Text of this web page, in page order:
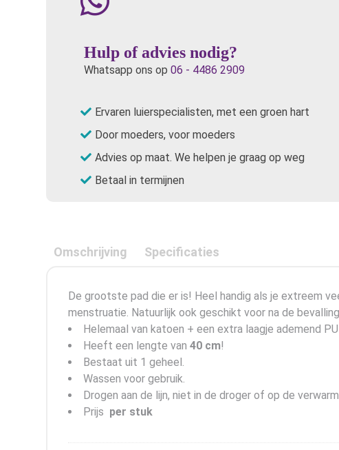
Hulp of advies nodig?
Whatsapp ons op 06 - 4486 2909
Ervaren luierspecialisten, met een groen hart
Door moeders, voor moeders
Advies op maat. We helpen je graag op weg
Betaal in termijnen
Omschrijving Specificaties
De grootste pad die er is! Heel handig als je extreem
menstruatie. Natuurlijk ook geschikt voor na de
Helemaal van katoen + een extra laagje ademend
Heeft een lengte van 40 cm!
Bestaat uit 1 geheel.
Wassen voor gebruik.
Drogen aan de lijn, niet in de droger of op de
Prijs per stuk